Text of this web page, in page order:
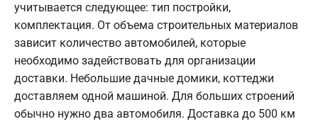
учитывается следующее: тип постройки,
комплектация. От объема строительных материалов
зависит количество автомобилей, которые
необходимо задействовать для организации
доставки. Небольшие дачные домики, коттеджи
доставляем одной машиной. Для больших строений
обычно нужно два автомобиля. Доставка до 500 км